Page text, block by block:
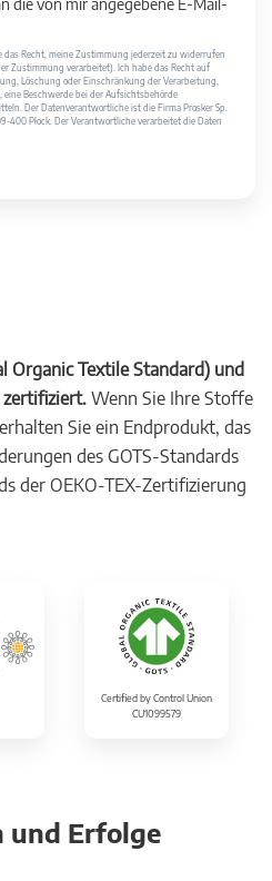
die von mir angegebene E-Mail-
Recht, meine Zustimmung jederzeit zu widerrufen
Zustimmung verarbeitet). Ich habe das Recht auf
Löschung oder Einschränkung der Verarbeitung,
Beschwerde bei der Aufsichtsbehörde
Der Datenverantwortliche ist die Firma Prosker Sp.
400 Płock. Der Verantwortliche verarbeitet die Daten
Organic Textile Standard) und
zertifiziert. Wenn Sie Ihre Stoffe
Sie ein Endprodukt, das
des GOTS-Standards
der OEKO-TEX-Zertifizierung
Certified by Control Union
CU1099579
und Erfolge